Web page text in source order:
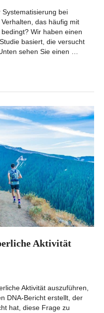
Systematisierung bei
das häufig mit
Wir haben einen
basiert, die versucht
sehen Sie einen …
Aktivität
Aktivität auszuführen,
DNA-Bericht erstellt, der
hat, diese Frage zu